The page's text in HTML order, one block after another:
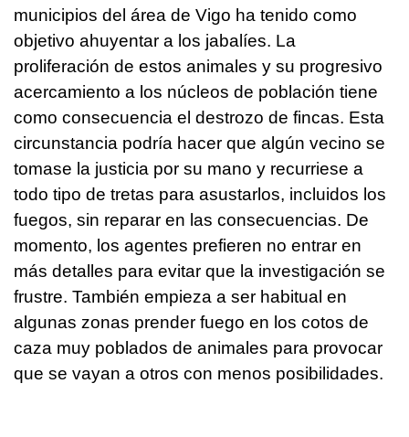
municipios del área de Vigo ha tenido como
objetivo ahuyentar a los jabalíes. La
proliferación de estos animales y su progresivo
acercamiento a los núcleos de población tiene
como consecuencia el destrozo de fincas. Esta
circunstancia podría hacer que algún vecino se
tomase la justicia por su mano y recurriese a
todo tipo de tretas para asustarlos, incluidos los
fuegos, sin reparar en las consecuencias. De
momento, los agentes prefieren no entrar en
más detalles para evitar que la investigación se
frustre. También empieza a ser habitual en
algunas zonas prender fuego en los cotos de
caza muy poblados de animales para provocar
que se vayan a otros con menos posibilidades.